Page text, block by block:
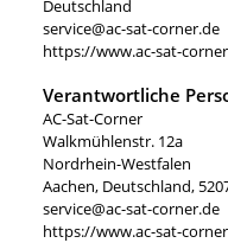
Deutschland
service@ac-sat-corner.de
https://www.ac-sat-
Verantwortliche
AC-Sat-Corner
Walkmühlenstr. 12a
Nordrhein-Westfalen
Aachen, Deutschland,
service@ac-sat-corner.de
https://www.ac-sat-